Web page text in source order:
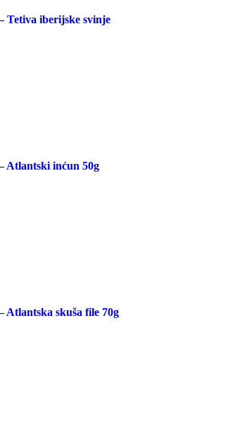
Tetiva iberijske svinje
Atlantski inćun 50g
Atlantska skuša file 70g